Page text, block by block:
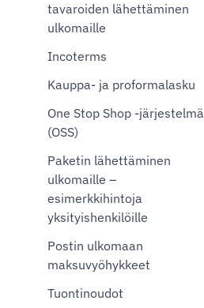
tavaroiden lähettäminen
ulkomaille
Incoterms
Kauppa- ja proformalasku
One Stop Shop -järjestelmä
(OSS)
Paketin lähettäminen
ulkomaille –
esimerkkihintoja
yksityishenkilöille
Postin ulkomaan
maksuvyöhykkeet
Tuontinoudot